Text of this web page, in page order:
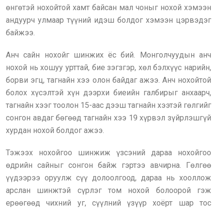
өнгөтэй нохойтой хамт байсан мал чоныг нохой хэмээн
андуурч улмаар түүний идэш болдог хэмээн цэрвэдэг
байжээ.
Анч сайн нохойг шинжих ёс бий. Монголчуудын анч
нохой нь хошуу урттай, бие зэгзгэр, хөл бэлхүүс нарийн,
борви эгц, тагнайн хээ олон байдаг ажээ. Анч нохойтой
болох хүсэлтэй хүн дээрхи биеийн галбирыг анхаарч,
тагнайн хээг тоолон 15-аас дээш тагнайн хээтэй гөлгийг
сонгон авдаг бөгөөд тагнайн хээ 19 хүрвэл зүйрлэшгүй
хурдан нохой болдог ажээ.
Тэжээх нохойгоо шинжиж үзсэний дараа нохойгоо
өдрийн сайныг сонгон байж гэртээ авчирна. Гөлгөө
үүдээрээ оруулж сүү долоолгоод, дараа нь хооллож
арслан шинжтэй сүрлэг том нохой болоорой гэж
ерөөгөөд чихний уг, сүүлний үзүүр хоёрт шар тос